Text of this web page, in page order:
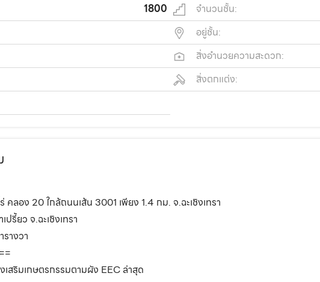
1800
จำนวนชั้น:
อยู่ชั้น:
สิ่งอำนวยความสะดวก:
สิ่งตกแต่ง:
คลอง 20 ใกล้ถนนเส้น 3001 เพียง 1.4 กม. จ.ฉะเชิงเทรา
รี้ยว จ.ฉะเชิงเทรา
างวา
สริมเกษตรกรรมตามผัง EEC ล่าสุด